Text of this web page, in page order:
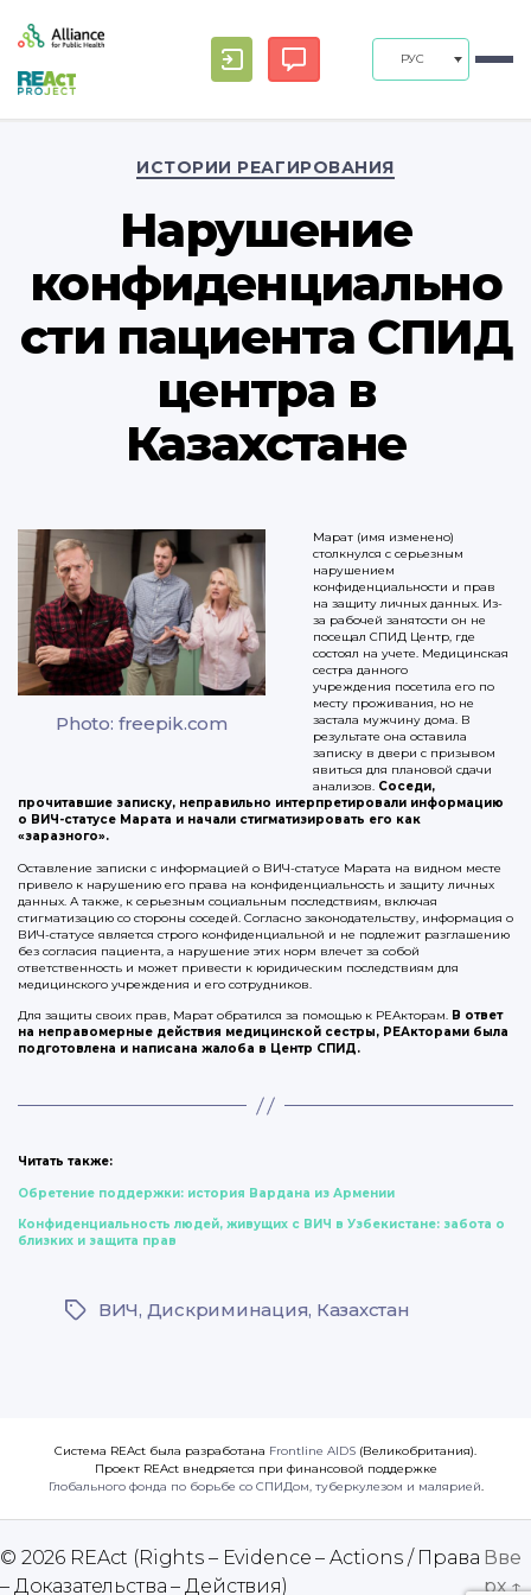
РУС
ИСТОРИИ РЕАГИРОВАНИЯ
Нарушение
конфиденциально
сти пациента СПИД
центра в
Казахстане
Photo: freepik.com
Марат (имя изменено)
столкнулся с серьезным
нарушением
конфиденциальности и прав
на защиту личных данных. Из-
за рабочей занятости он не
посещал СПИД Центр, где
состоял на учете. Медицинская
сестра данного
учреждения посетила его по
месту проживания, но не
застала мужчину дома. В
результате она оставила
записку в двери с призывом
явиться для плановой сдачи
анализов. Соседи,
прочитавшие записку, неправильно интерпретировали информацию
о ВИЧ-статусе Марата и начали стигматизировать его как
«заразного».
Оставление записки с информацией о ВИЧ-статусе Марата на видном месте
привело к нарушению его права на конфиденциальность и защиту личных
данных. А также, к серьезным социальным последствиям, включая
стигматизацию со стороны соседей. Согласно законодательству, информация о
ВИЧ-статусе является строго конфиденциальной и не подлежит разглашению
без согласия пациента, а нарушение этих норм влечет за собой
ответственность и может привести к юридическим последствиям для
медицинского учреждения и его сотрудников.
Для защиты своих прав, Марат обратился за помощью к РЕАкторам. В ответ
на неправомерные действия медицинской сестры, РЕАкторами была
подготовлена и написана жалоба в Центр СПИД.
Читать также:
Обретение поддержки: история Вардана из Армении
Конфиденциальность людей, живущих с ВИЧ в Узбекистане: забота о
близких и защита прав
Метки
ВИЧ, Дискриминация, Казахстан
Система REAct была разработана Frontline AIDS (Великобритания).
Проект REAct внедряется при финансовой поддержке
Глобального фонда по борьбе со СПИДом, туберкулезом и малярией.
© 2026 REAct (Rights – Evidence – Actions / Права
– Доказательства – Действия)
Вве
рх↑